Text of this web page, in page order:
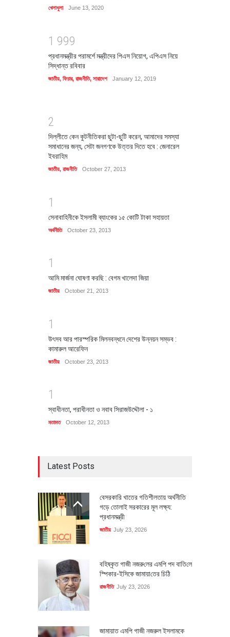
খেলাধুলা June 13, 2020
1 999
প্রধানমন্ত্রীর পরামর্শে মন্ত্রীদের পিএস নিয়োগ, এপিএস নিয়ে
সিদ্ধান্ত রবিবার
জাতীয়, ফিচার, রাজনীতি, সারাদেশ January 12, 2019
2
দিল্লীতে কেন কুটনীতিকরা ছুটা-ছুটি করেন, আমাদের সমস্যা
সমাধানের জন্য, সেটা জনগণকে উত্তর দিতে হবে : জেনারেল
ইবরাহিম
জাতীয়, রাজনীতি October 27, 2013
1
সেনাবাহিনীকে ইসলামী ব্যাংকের ১৫ কোটি টাকা সহায়তা
অর্থনীতি October 23, 2013
1
আমি মার্জনা ঘোষণা করছি : বেগম খালেদা জিয়া
জাতীয় October 21, 2013
1
উৎসব আর পারস্পরিক মিলনবন্ধনে দেশের উন্নয়ন সম্ভব :
কামারুল আরেফিন
জাতীয় October 23, 2013
1
স্বাধীনতা, পরাধীনতা ও নবাব সিরাজউদ্দৌলা - ১
মতামত October 12, 2013
Latest Posts
বেসরকারি খাতের গতিশীলতায় অর্থনীতি
গড়ে তোলাই সরকারের মূল লক্ষ্য:
প্রধানমন্ত্রী
জাতীয় July 23, 2026
বহিষ্কৃত গাজী নজরু‌লের এম‌পি পদ বা‌তি‌লে
স্পিকার-ইসিকে জামায়া‌তের চি‌ঠি
রাজনীতি July 23, 2026
জামায়াত এমপি গাজী নজরুল ইসলামকে